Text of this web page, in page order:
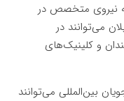
نیروی متخصص در
می‌توانند در
و کلینیک‌های
بین‌المللی می‌توانند